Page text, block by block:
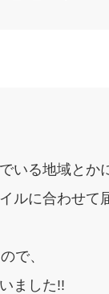
いる地域と
ルに合わせ
で、
ました!!